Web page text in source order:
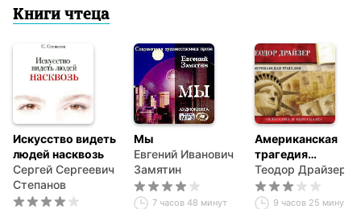
Книги чтеца
Искусство видеть
людей насквозь
Сергей Сергеевич
Степанов
Мы
Евгений Иванович
Замятин
7 часов 48 минут
Американская
трагедия
(сокращенный
пересказ)
Теодор Драйзер
9 часов 25 минут